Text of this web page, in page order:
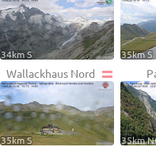
34km S 35km S
Wallackhaus Nord
35km S 35km